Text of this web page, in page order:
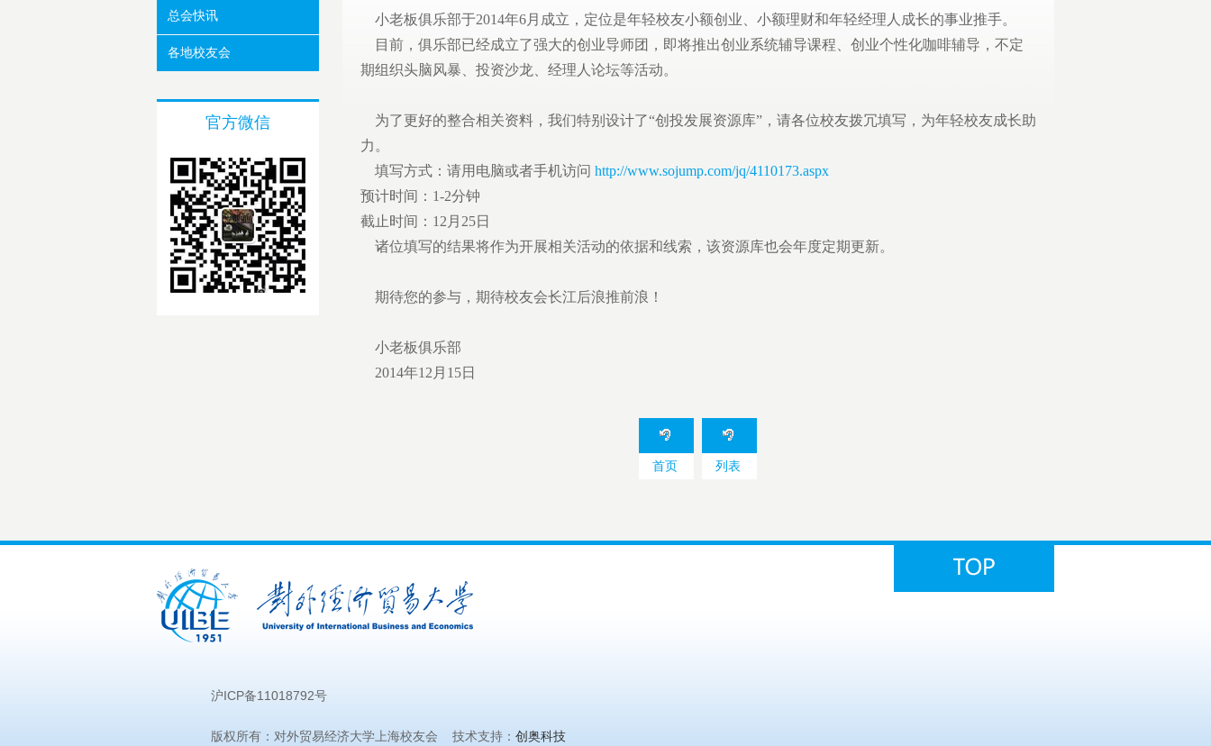
总会快讯
各地校友会
官方微信
小老板俱乐部于2014年6月成立，定位是年轻校友小额创业、小额理财和年轻经理人成长的事业推手。
目前，俱乐部已经成立了强大的创业导师团，即将推出创业系统辅导课程、创业个性化咖啡辅导，不定
期组织头脑风暴、投资沙龙、经理人论坛等活动。
为了更好的整合相关资料，我们特别设计了“创投发展资源库”，请各位校友拨冗填写，为年轻校友成长助
力。
填写方式：请用电脑或者手机访问 http://www.sojump.com/jq/4110173.aspx
预计时间：1-2分钟
截止时间：12月25日
诸位填写的结果将作为开展相关活动的依据和线索，该资源库也会年度定期更新。
期待您的参与，期待校友会长江后浪推前浪！
小老板俱乐部
2014年12月15日
首页 列表
沪ICP备11018792号
版权所有：对外贸易经济大学上海校友会 技术支持： 创奥科技